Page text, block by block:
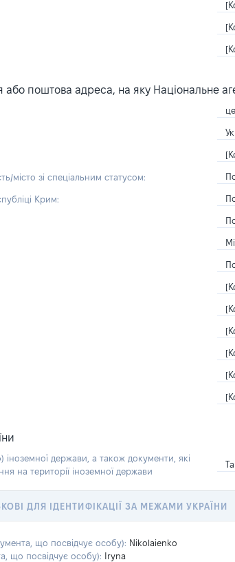
поштова адреса, на яку Національне
місто зі спеціальним статусом:
Крим:
іноземної держави, а також документи, які
на території іноземної держави
ДЛЯ ІДЕНТИФІКАЦІЇ ЗА МЕЖАМИ УКРАЇНИ
що посвідчує особу): Nikolaienko
що посвідчує особу):
Iryna